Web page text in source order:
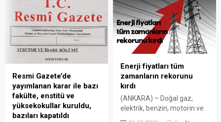
Resmi Gazete’de
yayımlanan karar ile bazı
fakülte, enstitü ve
yüksekokullar kuruldu,
bazıları kapatıldı
Enerji fiyatları tüm
zamanların rekorunu
kırdı
(ANKARA) – Doğal gaz,
elektrik, benzin, motorin ve
LPG fiyatları, son dönemdeki